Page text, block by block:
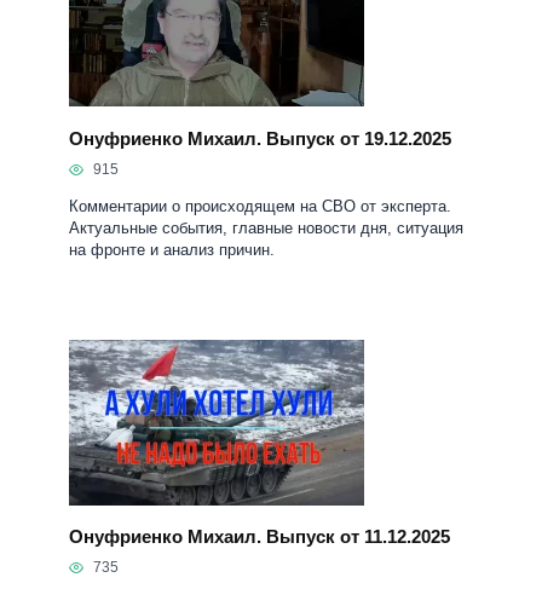
Онуфриенко Михаил. Выпуск от 19.12.2025
915
Комментарии о происходящем на СВО от эксперта.
Актуальные события, главные новости дня, ситуация
на фронте и анализ причин.
Онуфриенко Михаил. Выпуск от 11.12.2025
735